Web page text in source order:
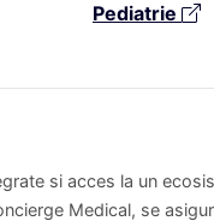
Pediatrie
si acces la un
Medical, se